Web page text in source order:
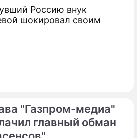
Россию внук
шокировал своим
"Газпром-медиа"
главный обман